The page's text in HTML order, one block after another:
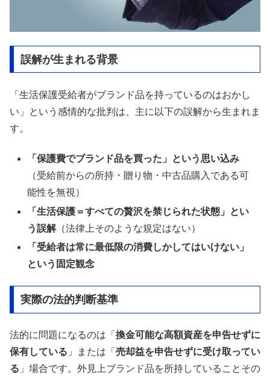
誤解が生まれる背景
「生活保護受給者がブランド品を持っているのはおかし
い」という感情的な批判は、主に以下の誤解から生まれま
す。
「保護費でブランド品を買った」という思い込み
（受給前からの所持・贈り物・中古品購入である可
能性を無視）
「生活保護＝すべての贅沢を禁じられた状態」とい
う誤解（法律上そのような規定はない）
「受給者は常に最低限の消費しかしてはいけない」
という固定観念
実際の法的判断基準
法的に問題になるのは「 換金可能な高額資産を申告せずに
保有している 」または「 売却益を申告せずに受け取ってい
る 」場合です。外見上ブランド品を所持していることその